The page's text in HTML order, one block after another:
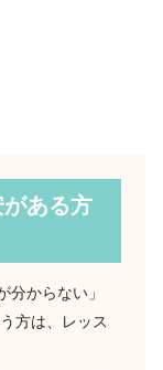
ある方
分からない」
方は、レッス